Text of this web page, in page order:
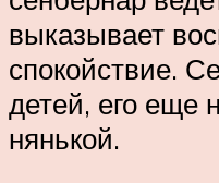
выказывает
спокойствие.
детей, его еще
нянькой.